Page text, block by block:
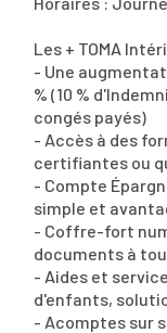
Les + TOMA
- Une
% (10 %
congés payés)
- Accès à des
certifiantes ou
- Compte
simple et
- Coffre-fort
documents à
- Aides et
d'enfants,
- Acomptes sur